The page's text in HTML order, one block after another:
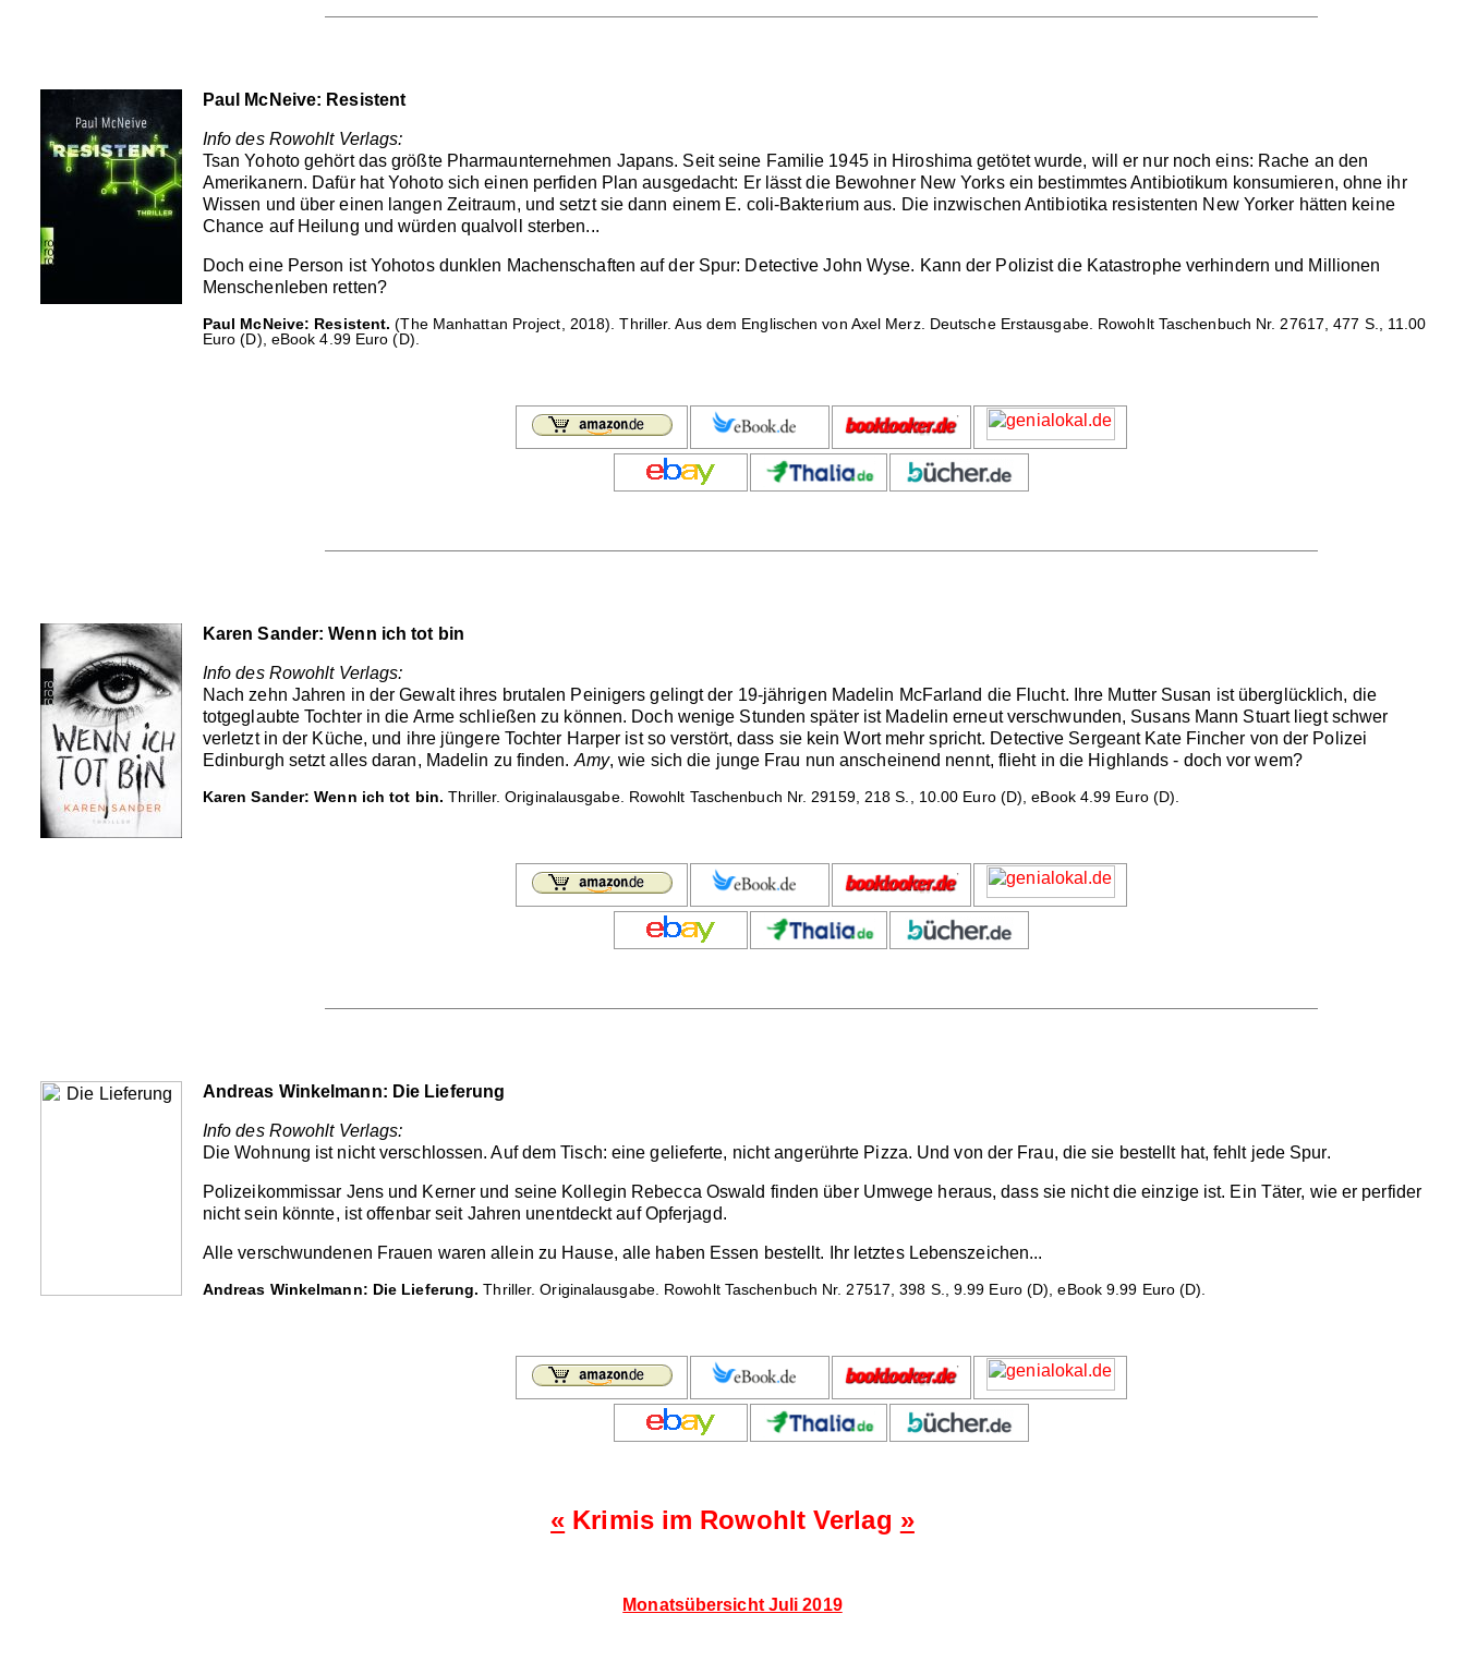
Paul McNeive: Resistent
Info des Rowohlt Verlags:
Tsan Yohoto gehört das größte Pharmaunternehmen Japans. Seit seine Familie 1945 in Hiroshima getötet wurde, will er nur noch eins: Rache an den
Amerikanern. Dafür hat Yohoto sich einen perfiden Plan ausgedacht: Er lässt die Bewohner New Yorks ein bestimmtes Antibiotikum konsumieren, ohne ihr
Wissen und über einen langen Zeitraum, und setzt sie dann einem E. coli-Bakterium aus. Die inzwischen Antibiotika resistenten New Yorker hätten keine
Chance auf Heilung und würden qualvoll sterben...
Doch eine Person ist Yohotos dunklen Machenschaften auf der Spur: Detective John Wyse. Kann der Polizist die Katastrophe verhindern und Millionen
Menschenleben retten?
Paul McNeive: Resistent. (The Manhattan Project, 2018). Thriller. Aus dem Englischen von Axel Merz. Deutsche Erstausgabe. Rowohlt Taschenbuch Nr. 27617, 477 S., 11.00
Euro (D), eBook 4.99 Euro (D).
Karen Sander: Wenn ich tot bin
Info des Rowohlt Verlags:
Nach zehn Jahren in der Gewalt ihres brutalen Peinigers gelingt der 19-jährigen Madelin McFarland die Flucht. Ihre Mutter Susan ist überglücklich, die
totgeglaubte Tochter in die Arme schließen zu können. Doch wenige Stunden später ist Madelin erneut verschwunden, Susans Mann Stuart liegt schwer
verletzt in der Küche, und ihre jüngere Tochter Harper ist so verstört, dass sie kein Wort mehr spricht. Detective Sergeant Kate Fincher von der Polizei
Edinburgh setzt alles daran, Madelin zu finden. Amy, wie sich die junge Frau nun anscheinend nennt, flieht in die Highlands - doch vor wem?
Karen Sander: Wenn ich tot bin. Thriller. Originalausgabe. Rowohlt Taschenbuch Nr. 29159, 218 S., 10.00 Euro (D), eBook 4.99 Euro (D).
Andreas Winkelmann: Die Lieferung
Info des Rowohlt Verlags:
Die Wohnung ist nicht verschlossen. Auf dem Tisch: eine gelieferte, nicht angerührte Pizza. Und von der Frau, die sie bestellt hat, fehlt jede Spur.
Polizeikommissar Jens und Kerner und seine Kollegin Rebecca Oswald finden über Umwege heraus, dass sie nicht die einzige ist. Ein Täter, wie er perfider
nicht sein könnte, ist offenbar seit Jahren unentdeckt auf Opferjagd.
Alle verschwundenen Frauen waren allein zu Hause, alle haben Essen bestellt. Ihr letztes Lebenszeichen...
Andreas Winkelmann: Die Lieferung. Thriller. Originalausgabe. Rowohlt Taschenbuch Nr. 27517, 398 S., 9.99 Euro (D), eBook 9.99 Euro (D).
« Krimis im Rowohlt Verlag »
Monatsübersicht Juli 2019